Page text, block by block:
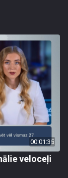
00:01:35
veloceļi